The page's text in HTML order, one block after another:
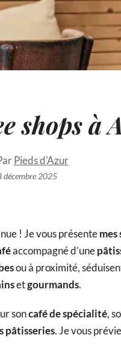
shops à
Pieds d'Azur
décembre 2025
! Je vous présentemes
accompagné d’une
ou à proximité,
etgourmands.
soncafé de spécialité,
pâtisseries. Je vous